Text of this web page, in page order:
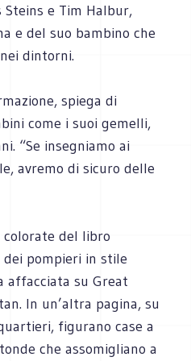
Steins e Tim Halbur,
e del suo bambino che
dintorni.
spiega di
come i suoi gemelli,
“Se insegniamo ai
avremo di sicuro delle
del libro
pompieri in stile
affacciata su Great
In un’altra pagina, su
figurano case a
che assomigliano a